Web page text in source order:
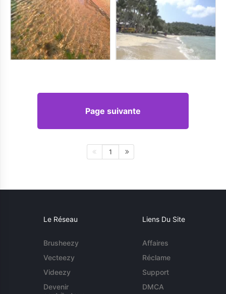
Page suivante
1
Le Réseau
Brusheezy
Vecteezy
Videezy
Devenir
Liens Du Site
Affaires
Réclame
Support
DMCA